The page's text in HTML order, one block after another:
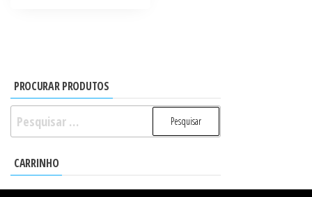
PROCURAR PRODUTOS
Pesquisar
por:
CARRINHO